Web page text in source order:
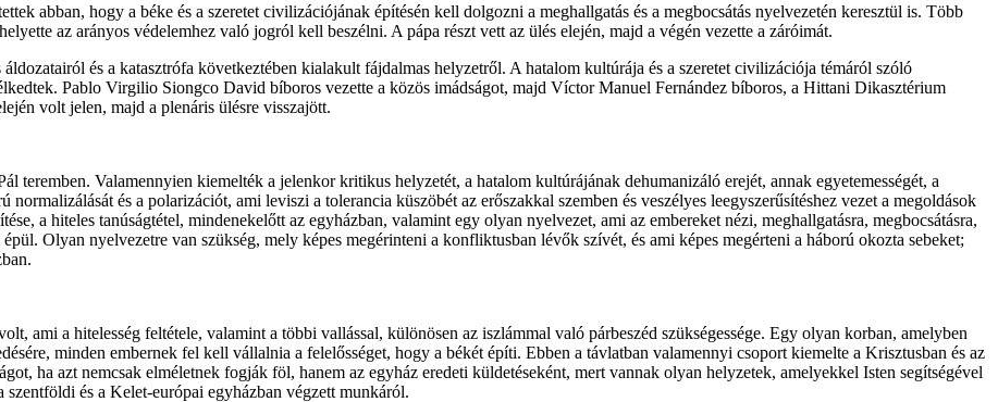
abban, hogy a béke és a szeretet civilizációjának építésén kell dolgozni a meghallgatás és a megbocsátás nyelvezetén keresztül is. Több
az arányos védelemhez való jogról kell beszélni. A pápa részt vett az ülés elején, majd a végén vezette a záróimát.
és a katasztrófa következtében kialakult fájdalmas helyzetről. A hatalom kultúrája és a szeretet civilizációja témáról szóló
Pablo Virgilio Siongco David bíboros vezette a közös imádságot, majd Víctor Manuel Fernández bíboros, a Hittani Dikasztérium
volt jelen, majd a plenáris ülésre visszajött.
teremben. Valamennyien kiemelték a jelenkor kritikus helyzetét, a hatalom kultúrájának dehumanizáló erejét, annak egyetemességét, a
és a polarizációt, ami leviszi a tolerancia küszöbét az erőszakkal szemben és veszélyes leegyszerűsítéshez vezet a megoldások
a hiteles tanúságtétel, mindenekelőtt az egyházban, valamint egy olyan nyelvezet, ami az embereket nézi, meghallgatásra, megbocsátásra,
Olyan nyelvezetre van szükség, mely képes megérinteni a konfliktusban lévők szívét, és ami képes megérteni a háború okozta sebeket;
ami a hitelesség feltétele, valamint a többi vallással, különösen az iszlámmal való párbeszéd szükségessége. Egy olyan korban, amelyben
minden embernek fel kell vállalnia a felelősséget, hogy a békét építi. Ebben a távlatban valamennyi csoport kiemelte a Krisztusban és az
ha azt nemcsak elméletnek fogják föl, hanem az egyház eredeti küldetéseként, mert vannak olyan helyzetek, amelyekkel Isten segítségével
és a Kelet-európai egyházban végzett munkáról.